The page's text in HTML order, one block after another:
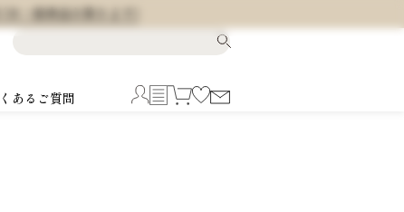
一部商品を除きます)
あるご質問